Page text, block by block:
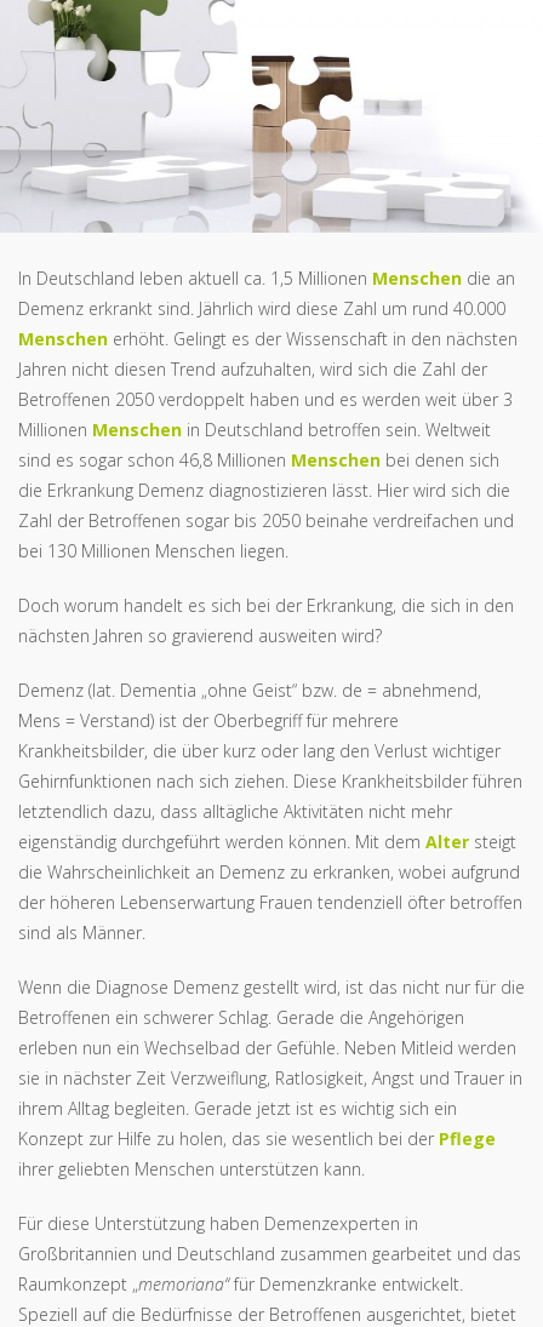
In Deutschland leben aktuell ca. 1,5 Millionen Menschen die an
Demenz erkrankt sind. Jährlich wird diese Zahl um rund 40.000
Menschen erhöht. Gelingt es der Wissenschaft in den nächsten
Jahren nicht diesen Trend aufzuhalten, wird sich die Zahl der
Betroffenen 2050 verdoppelt haben und es werden weit über 3
Millionen Menschen in Deutschland betroffen sein. Weltweit
sind es sogar schon 46,8 Millionen Menschen bei denen sich
die Erkrankung Demenz diagnostizieren lässt. Hier wird sich die
Zahl der Betroffenen sogar bis 2050 beinahe verdreifachen und
bei 130 Millionen Menschen liegen.
Doch worum handelt es sich bei der Erkrankung, die sich in den
nächsten Jahren so gravierend ausweiten wird?
Demenz (lat. Dementia „ohne Geist“ bzw. de = abnehmend,
Mens = Verstand) ist der Oberbegriff für mehrere
Krankheitsbilder, die über kurz oder lang den Verlust wichtiger
Gehirnfunktionen nach sich ziehen. Diese Krankheitsbilder führen
letztendlich dazu, dass alltägliche Aktivitäten nicht mehr
eigenständig durchgeführt werden können. Mit dem Alter steigt
die Wahrscheinlichkeit an Demenz zu erkranken, wobei aufgrund
der höheren Lebenserwartung Frauen tendenziell öfter betroffen
sind als Männer.
Wenn die Diagnose Demenz gestellt wird, ist das nicht nur für die
Betroffenen ein schwerer Schlag. Gerade die Angehörigen
erleben nun ein Wechselbad der Gefühle. Neben Mitleid werden
sie in nächster Zeit Verzweiflung, Ratlosigkeit, Angst und Trauer in
ihrem Alltag begleiten. Gerade jetzt ist es wichtig sich ein
Konzept zur Hilfe zu holen, das sie wesentlich bei der Pflege
ihrer geliebten Menschen unterstützen kann.
Für diese Unterstützung haben Demenzexperten in
Großbritannien und Deutschland zusammen gearbeitet und das
Raumkonzept „memoriana“für Demenzkranke entwickelt.
Speziell auf die Bedürfnisse der Betroffenen ausgerichtet, bietet